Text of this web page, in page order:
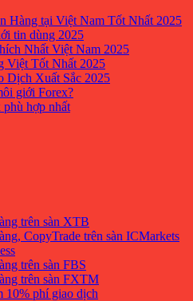
Hàng tại Việt Nam Tốt Nhất 2025
tin dùng 2025
Nhất Việt Nam 2025
Việt Tốt Nhất 2025
Dịch Xuất Sắc 2025
giới Forex?
phù hợp nhất
trên sàn XTB
CopyTrade trên sàn ICMarkets
trên sàn FBS
trên sàn FXTM
10% phí giao dịch